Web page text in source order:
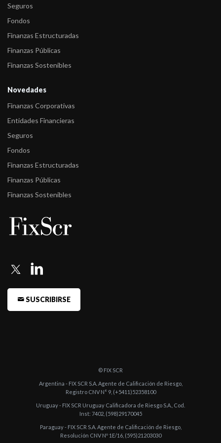
VI a ser emi ...
Seguros
Fondos
Finanzas Estructuradas
Finanzas Públicas
Finanzas Sostenibles
Novedades
Finanzas Corporativas
Entidades Financieras
Seguros
Fondos
Finanzas Estructuradas
Finanzas Públicas
Finanzas Sostenibles
SUSCRIBIRSE
© FIX SCR
Argentina - FIX SCR S.A. Agente de Calificación de Riesgo,
Registro CNV N° 9, (+5411)52358100
Uruguay - FIX SCR Uruguay Calificadora de Riesgo S.A., Cod.
Inst: 7402, (598)29170045
Paraguay - FIX SCR S.A. Agente de Calificación de Riesgo,
Resolución CNV Nº 1E/16, (595)21203030